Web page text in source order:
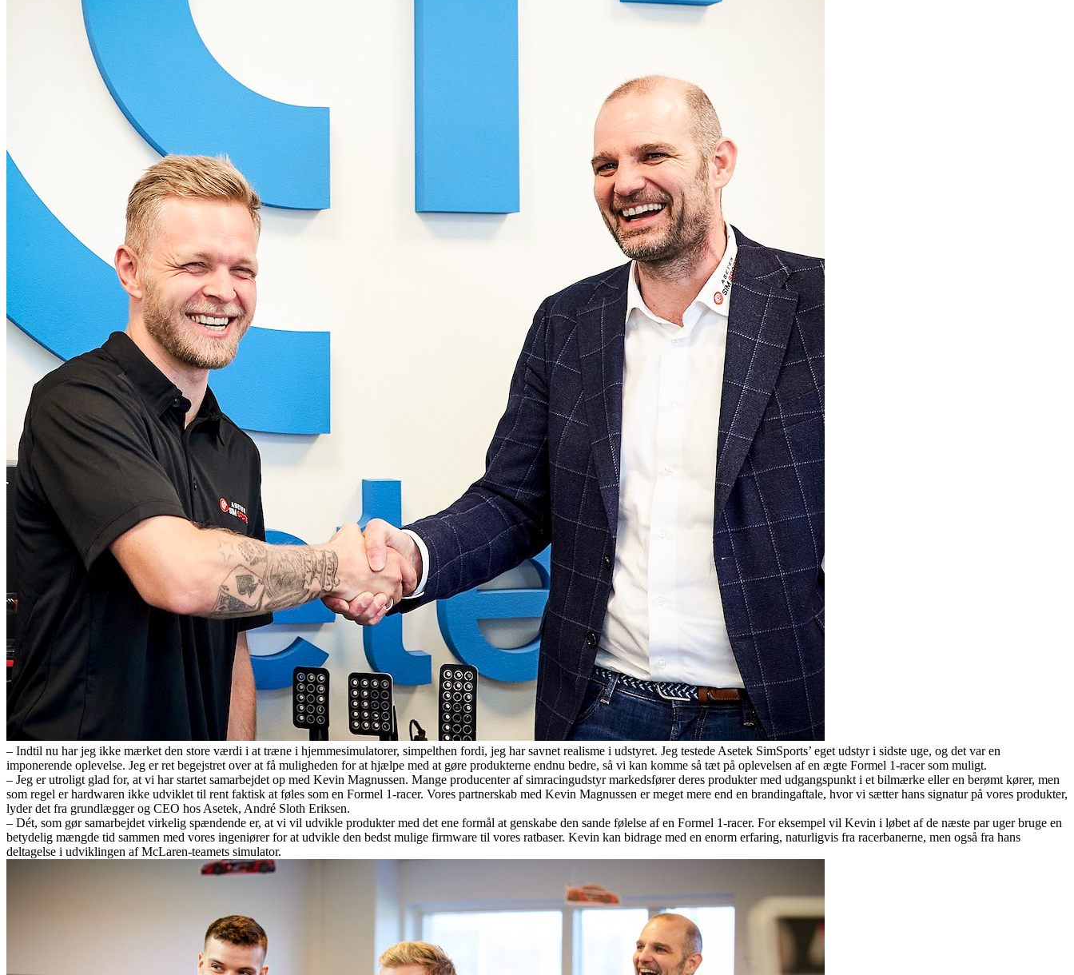
– Indtil nu har jeg ikke mærket den store værdi i at træne i hjemmesimulatorer, simpelthen fordi, jeg har savnet realisme i udstyret. Jeg testede Asetek SimSports’ eget udstyr i sidste uge, og det var en
imponerende oplevelse. Jeg er ret begejstret over at få muligheden for at hjælpe med at gøre produkterne endnu bedre, så vi kan komme så tæt på oplevelsen af en ægte Formel 1-racer som muligt.
– Jeg er utroligt glad for, at vi har startet samarbejdet op med Kevin Magnussen. Mange producenter af simracingudstyr markedsfører deres produkter med udgangspunkt i et bilmærke eller en berømt kører, men
som regel er hardwaren ikke udviklet til rent faktisk at føles som en Formel 1-racer. Vores partnerskab med Kevin Magnussen er meget mere end en brandingaftale, hvor vi sætter hans signatur på vores produkter,
lyder det fra grundlægger og CEO hos Asetek, André Sloth Eriksen.
– Dét, som gør samarbejdet virkelig spændende er, at vi vil udvikle produkter med det ene formål at genskabe den sande følelse af en Formel 1-racer. For eksempel vil Kevin i løbet af de næste par uger bruge en
betydelig mængde tid sammen med vores ingeniører for at udvikle den bedst mulige firmware til vores ratbaser. Kevin kan bidrage med en enorm erfaring, naturligvis fra racerbanerne, men også fra hans
deltagelse i udviklingen af McLaren-teamets simulator.